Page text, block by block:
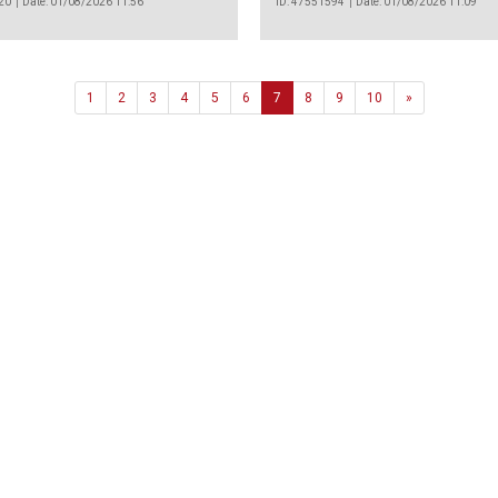
1 2 3 4 5 6 7 8 9 10 »Next